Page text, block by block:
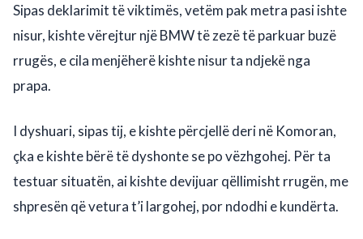
Sipas deklarimit të viktimës, vetëm pak metra pasi ishte
nisur, kishte vërejtur një BMW të zezë të parkuar buzë
rrugës, e cila menjëherë kishte nisur ta ndjekë nga
prapa.
I dyshuari, sipas tij, e kishte përcjellë deri në Komoran,
çka e kishte bërë të dyshonte se po vëzhgohej. Për ta
testuar situatën, ai kishte devijuar qëllimisht rrugën, me
shpresën që vetura t’i largohej, por ndodhi e kundërta.